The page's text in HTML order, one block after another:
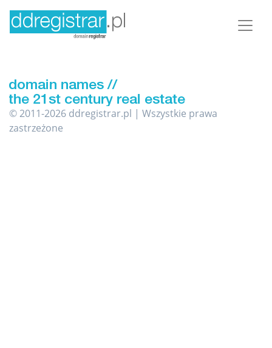
© 2011-2026 ddregistrar.pl | Wszystkie prawa
zastrzeżone